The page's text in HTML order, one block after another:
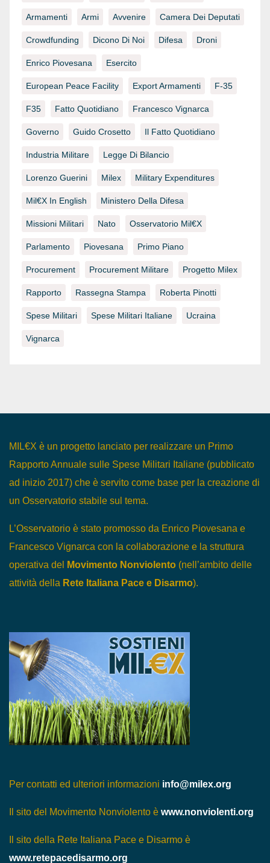
Armamenti Armi Avvenire Camera Dei Deputati
Crowdfunding Dicono Di Noi Difesa Droni
Enrico Piovesana Esercito
European Peace Facility Export Armamenti F-35
F35 Fatto Quotidiano Francesco Vignarca
Governo Guido Crosetto Il Fatto Quotidiano
Industria Militare Legge Di Bilancio
Lorenzo Guerini Milex Military Expenditures
Mil€x In English Ministero Della Difesa
Missioni Militari Nato Osservatorio Mil€x
Parlamento Piovesana Primo Piano
Procurement Procurement Militare Progetto Milex
Rapporto Rassegna Stampa Roberta Pinotti
Spese Militari Spese Militari Italiane Ucraina
Vignarca
MIL€X è un progetto lanciato per realizzare un Primo
Rapporto Annuale sulle Spese Militari Italiane (pubblicato
ad inizio 2017) che è servito come base per la creazione di
un Osservatorio stabile sul tema.
L’Osservatorio è stato promosso da Enrico Piovesana e
Francesco Vignarca con la collaborazione e la struttura
operativa del
Movimento Nonviolento (nell’ambito delle
attività della Rete Italiana Pace e Disarmo).
Per contatti ed ulteriori informazioni info@milex.org
Il sito del Movimento Nonviolento è www.nonviolenti.org
Il sito della Rete Italiana Pace e Disarmo è
www.retepacedisarmo.org